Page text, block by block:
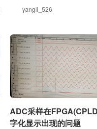
yangli_526
ADC采样在
字化显示出现的问题